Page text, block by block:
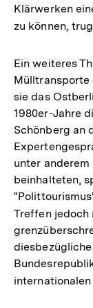
Klärwerken
zu können,
Ein weiteres
Mülltransporte
sie das
1980er-Jahre
Schönberg an
unter
beinhalteten,
Treffen jedoch